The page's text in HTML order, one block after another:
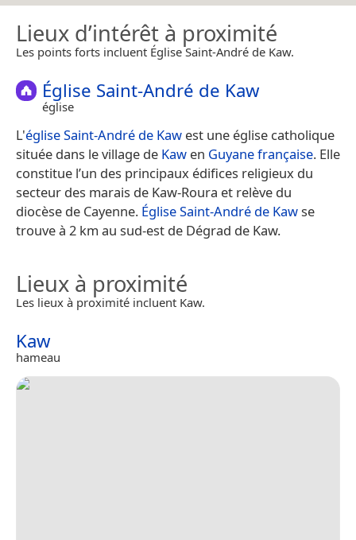
Lieux d’intérêt à proximité
Les points forts incluent Église Saint-André de Kaw.
Église Saint-André de Kaw
église
L'église Saint-André de Kaw est une église catholique
située dans le village de Kaw en Guyane française. Elle
constitue l’un des principaux édifices religieux du
secteur des marais de Kaw-Roura et relève du
diocèse de Cayenne. Église Saint-André de Kawse
trouve à 2 km au sud-est de Dégrad de Kaw.
Lieux à proximité
Les lieux à proximité incluent Kaw.
Kaw
hameau